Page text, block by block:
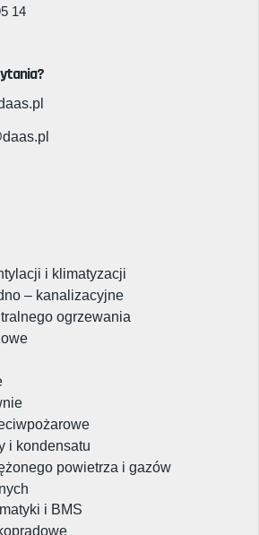
14
i klimatyzacji
– kanalizacyjne
ogrzewania
i kondensatu
powietrza i gazów
i BMS